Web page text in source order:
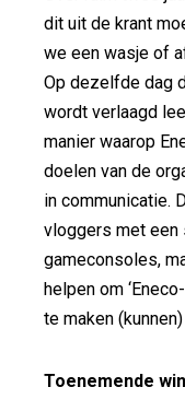
dit uit de krant
we een wasje of
Op dezelfde dag
wordt verlaagd
manier waarop
doelen van de
in communicatie.
vloggers met
gameconsoles,
helpen om
te maken
Toenemende